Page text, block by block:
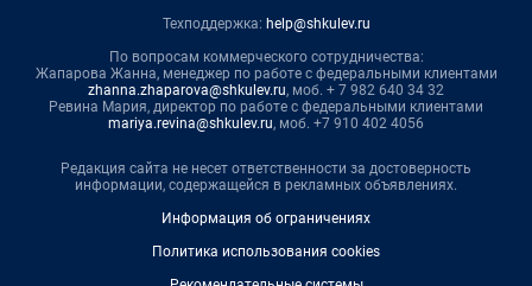
Техподдержка: help@shkulev.ru
По вопросам коммерческого сотрудничества:
Жапарова Жанна, менеджер по работе с федеральными клиентами
zhanna.zhaparova@shkulev.ru, моб. + 7 982 640 34 32
Ревина Мария, директор по работе с федеральными клиентами
mariya.revina@shkulev.ru, моб. +7 910 402 4056
Редакция сайта не несет ответственности за достоверность
информации, содержащейся в рекламных объявлениях.
Информация об ограничениях
Политика использования cookies